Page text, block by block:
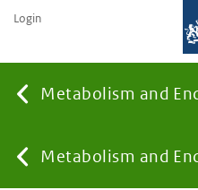
Metabolism and
YouMetabolism and
Login